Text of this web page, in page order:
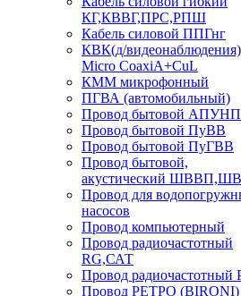
КГ,КВВГ,ПРС,РПШ
Кабель силовой ППГнг
КВК(д/видеонаблюдения)
Micro CoaxiA+CuL
КММ микрофонный
ПГВА (автомобильный)
Провод бытовой АПУНП
Провод бытовой ПуВВ
Провод бытовой ПуГВВ
Провод бытовой,
акустический
Провод для
насосов
Провод компьютерный
Провод радиочастотный
RG,САТ
Провод радиочастотный
Провод РЕТРО (BIRONI)